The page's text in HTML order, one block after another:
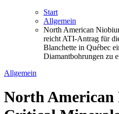
Start
Allgemein
North American
reicht ATI-Antrag für
Blanchette in Québec
Diamantbohrungen zu
Allgemein
North